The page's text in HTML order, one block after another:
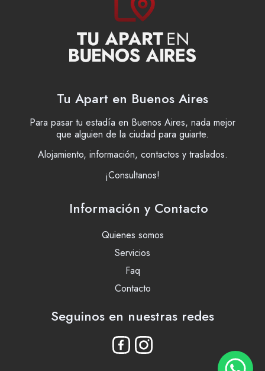
Tu Apart en Buenos Aires
Para pasar tu estadía en Buenos Aires, nada mejor
que alguien de la ciudad para guiarte.
Alojamiento, información, contactos y traslados.
¡Consultanos!
Información y Contacto
Quienes somos
Servicios
Faq
Contacto
Seguinos en nuestras redes